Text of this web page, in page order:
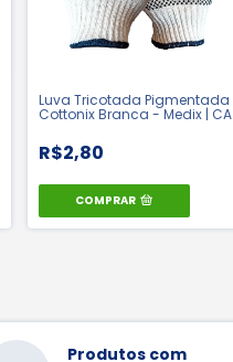
Luva Tricotada Pigmentada
Cottonix Branca - Medix | CA
R$2,80
COMPRAR
Produtos com